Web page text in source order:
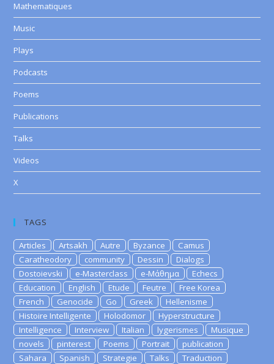
Mathematiques
Music
Plays
Podcasts
Poems
Publications
Talks
Videos
X
TAGS
Articles Artsakh Autre Byzance
Camus
Caratheodory
community Dessin
Dialogs
Dostoievski
e-Masterclass e-Μάθημα
Echecs
Education
English Etude Feutre
Free Korea
French
Genocide Go Greek
Hellenisme
Histoire Intelligente
Holodomor
Hyperstructure
Intelligence
Interview Italian lygerismes
Musique
novels
pinterest Poems Portrait
publication
Sahara
Spanish Strategie Talks
Traduction